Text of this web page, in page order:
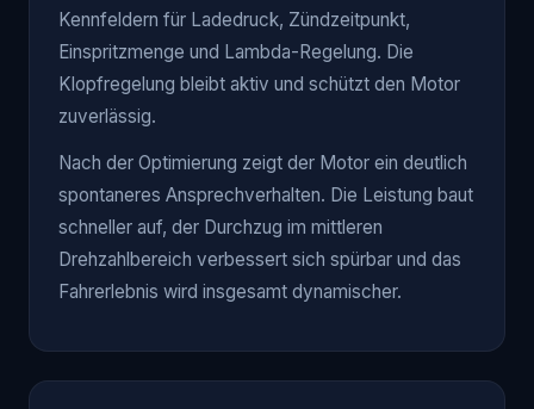
Kennfeldern für Ladedruck, Zündzeitpunkt,
Einspritzmenge und Lambda-Regelung. Die
Klopfregelung bleibt aktiv und schützt den Motor
zuverlässig.
Nach der Optimierung zeigt der Motor ein deutlich
spontaneres Ansprechverhalten. Die Leistung baut
schneller auf, der Durchzug im mittleren
Drehzahlbereich verbessert sich spürbar und das
Fahrerlebnis wird insgesamt dynamischer.